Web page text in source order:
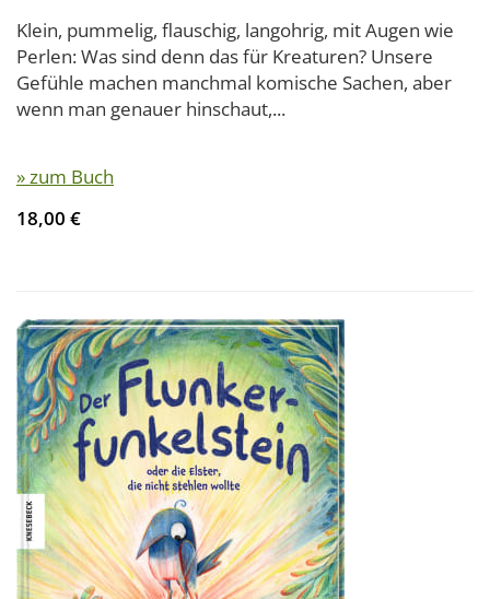
Klein, pummelig, flauschig, langohrig, mit Augen wie
Perlen: Was sind denn das für Kreaturen? Unsere
Gefühle machen manchmal komische Sachen, aber
wenn man genauer hinschaut,...
» zum Buch
18,00 €